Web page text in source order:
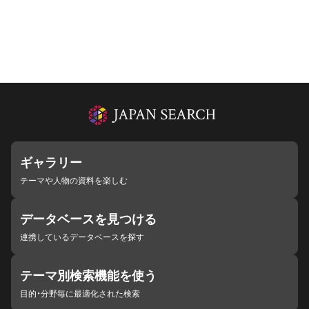
ギャラリー
テーマや人物の資料を楽しむ
データベースを見つける
連携しているデータベースを探す
テーマ別検索機能を使う
目的・分野毎に最適化された検索